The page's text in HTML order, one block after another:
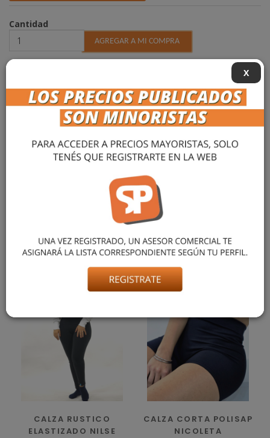
Cantidad
DESCRIPCIÓN
CALZA CHUPÍN LARGA CONFECCIONADA EN MICROSET DE
POLIÉSTER. CINTURA VOLCADA CON ELÁSTICO PARA UN
AJUSTE CÓMODO Y FLEXIBLE. DISPONIBLE EN COLORES
CLÁSICOS. LA MODELO USA TALLE M, MIDE 1,70 M Y PESA 62
También podría gustarte
CALZA RUSTICO
ELASTIZADO NILSE
CALZA CORTA POLISAP
NICOLETA
X